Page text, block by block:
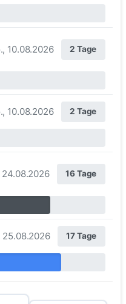
10.08.2026 2 Tage
10.08.2026 2 Tage
24.08.2026 16 Tage
25.08.2026 17 Tage